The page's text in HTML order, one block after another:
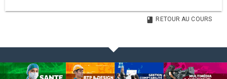
RETOUR AU COURS